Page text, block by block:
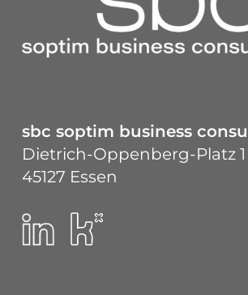
sbc soptim business
Dietrich-Oppenberg-Platz 1
45127 Essen